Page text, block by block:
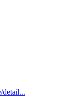
detail...